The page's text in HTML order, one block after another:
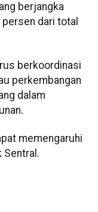
berjangka
dari total
berkoordinasi
perkembangan
dalam
memengaruhi
Sentral.